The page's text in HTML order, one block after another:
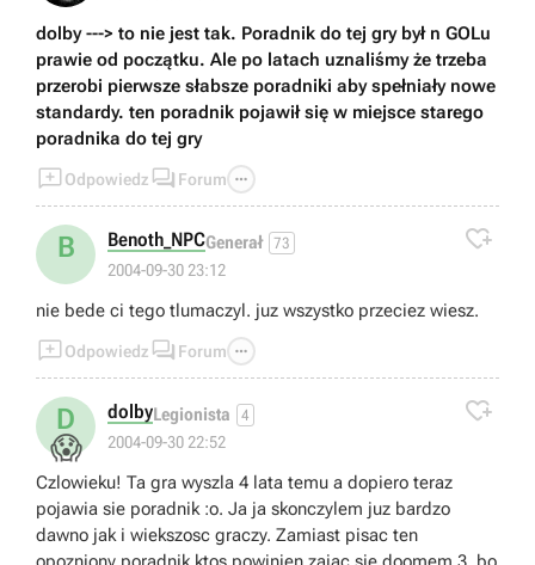
dolby ---> to nie jest tak. Poradnik do tej gry był n GOLu
prawie od początku. Ale po latach uznaliśmy że trzeba
przerobi pierwsze słabsze poradniki aby spełniały nowe
standardy. ten poradnik pojawił się w miejsce starego
poradnika do tej gry
Odpowiedz  Forum 
B Benoth_NPCGenerał 73
2004-09-30 23:12

nie bede ci tego tlumaczyl. juz wszystko przeciez wiesz.
Odpowiedz  Forum 
D
😱
dolbyLegionista 4
2004-09-30 22:52

Czlowieku! Ta gra wyszla 4 lata temu a dopiero teraz
pojawia sie poradnik :o. Ja ja skonczylem juz bardzo
dawno jak i wiekszosc graczy. Zamiast pisac ten